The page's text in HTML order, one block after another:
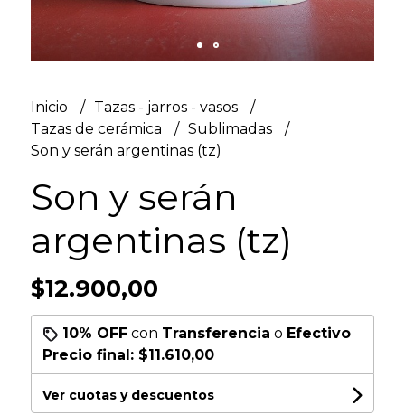
Inicio
Tazas - jarros - vasos
Tazas de cerámica
Sublimadas
Son y serán argentinas (tz)
Son y serán
argentinas (tz)
$12.900,00
10% OFFcon Transferencia o Efectivo
Precio final: $11.610,00
Ver cuotas y descuentos